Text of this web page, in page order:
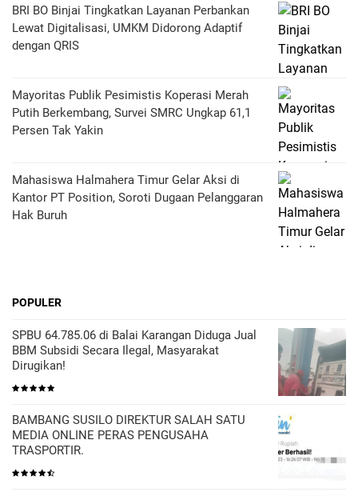
BRI BO Binjai Tingkatkan Layanan Perbankan
Lewat Digitalisasi, UMKM Didorong Adaptif
dengan QRIS
Mayoritas Publik Pesimistis Koperasi Merah
Putih Berkembang, Survei SMRC Ungkap 61,1
Persen Tak Yakin
Mahasiswa Halmahera Timur Gelar Aksi di
Kantor PT Position, Soroti Dugaan Pelanggaran
Hak Buruh
POPULER
SPBU 64.785.06 di Balai Karangan Diduga Jual
BBM Subsidi Secara Ilegal, Masyarakat
Dirugikan!
BAMBANG SUSILO DIREKTUR SALAH SATU
MEDIA ONLINE PERAS PENGUSAHA
TRASPORTIR.